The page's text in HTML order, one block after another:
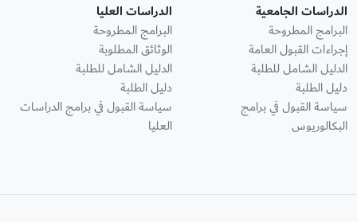
الدراسات الجامعية
البرامج المطروحة
إجراءات القبول العامة
الدليل الشامل للطلبة
دليل الطلبة
سياسة القبول في برامج
البكالوريوس
الدراسات العليا
البرامج المطروحة
الوثائق المطلوبة
الدليل الشامل للطلبة
دليل الطلبة
سياسة القبول في برامج الدراسات
العليا